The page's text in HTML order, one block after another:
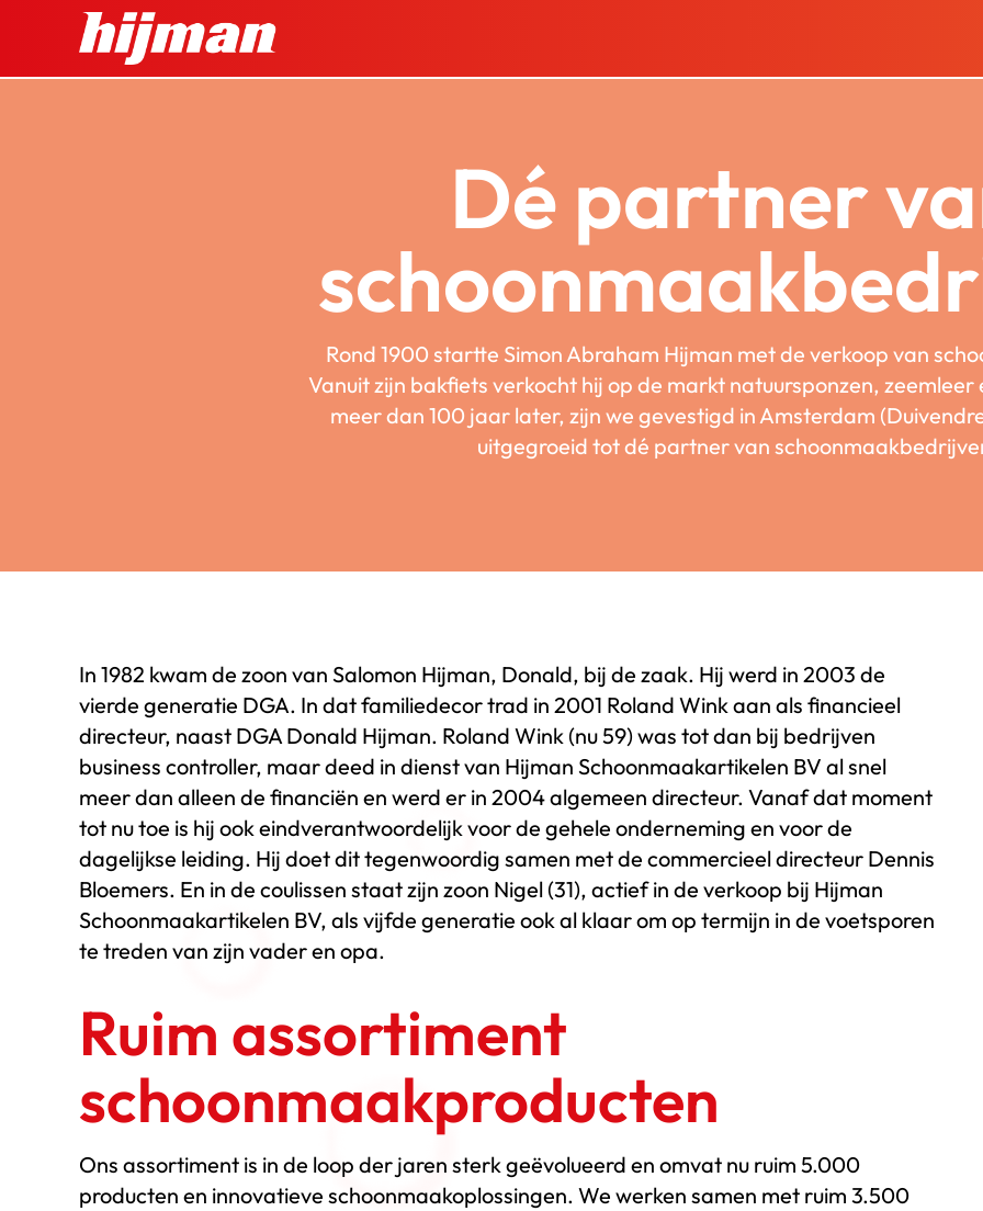
inhoud
Dé partner
Rond 1900 startte Simon Abraham Hijman met de verkoop van
Vanuit zijn bakfiets verkocht hij op de markt natuursponzen, zeemleer
meer dan 100 jaar later, zijn we gevestigd in Amsterdam
uitgegroeid tot dé partner van
In 1982 kwam de zoon van Salomon Hijman, Donald, bij de zaak. Hij werd in 2003 de
vierde generatie DGA. In dat familiedecor trad in 2001 Roland Wink aan als financieel
directeur, naast DGA Donald Hijman. Roland Wink (nu 59) was tot dan bij bedrijven
business controller, maar deed in dienst van Hijman Schoonmaakartikelen BV al snel
meer dan alleen de financiën en werd er in 2004 algemeen directeur. Vanaf dat moment
tot nu toe is hij ook eindverantwoordelijk voor de gehele onderneming en voor de
dagelijkse leiding. Hij doet dit tegenwoordig samen met de commercieel directeur Dennis
Bloemers. En in de coulissen staat zijn zoon Nigel (31), actief in de verkoop bij Hijman
Schoonmaakartikelen BV, als vijfde generatie ook al klaar om op termijn in de voetsporen
te treden van zijn vader en opa.
Ruim assortiment
schoonmaakproducten
Ons assortiment is in de loop der jaren sterk geëvolueerd en omvat nu ruim 5.000
producten en innovatieve schoonmaakoplossingen. We werken samen met ruim 3.500